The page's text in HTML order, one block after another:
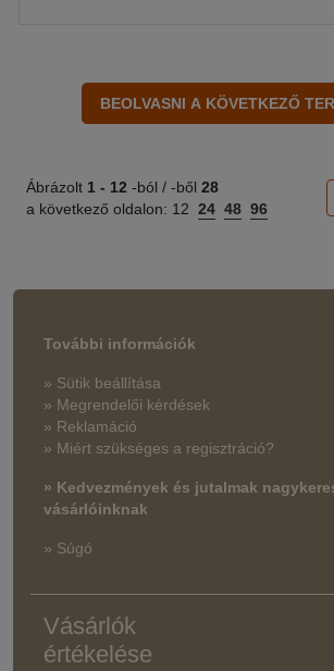
Ábrázolt 1 - 12 -ból / -ből 28
a következő oldalon: 12 24 48 96
További információk
» Sütik beállítása
» Megrendelői kérdések
» Reklamáció
» Miért szükséges a regisztráció?
» Kedvezmények és jutalmak
vásárlóinknak
» Súgó
Vásárlók
értékelése